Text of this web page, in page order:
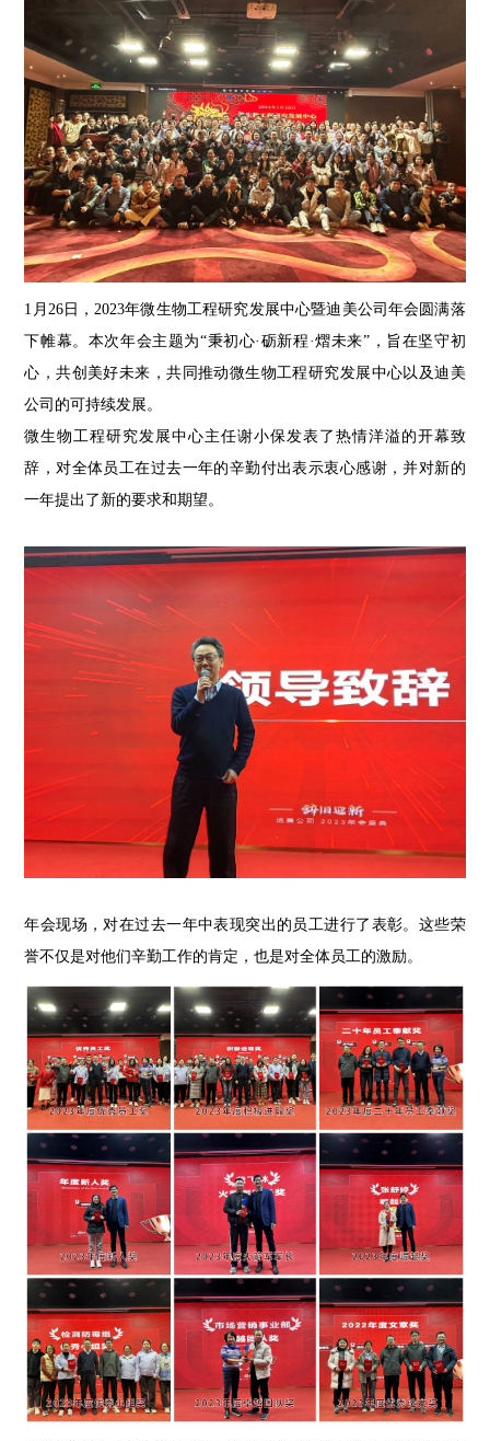
1月26日，2023年微生物工程研究发展中心暨迪美公司年会圆满落
下帷幕。本次年会主题为“秉初心·砺新程·熠未来”，旨在坚守初
心，共创美好未来，共同推动微生物工程研究发展中心以及迪美
公司的可持续发展。
微生物工程研究发展中心主任谢小保发表了热情洋溢的开幕致
辞，对全体员工在过去一年的辛勤付出表示衷心感谢，并对新的
一年提出了新的要求和期望。
年会现场，对在过去一年中表现突出的员工进行了表彰。这些荣
誉不仅是对他们辛勤工作的肯定，也是对全体员工的激励。